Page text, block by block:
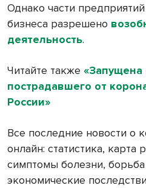
Однако части
бизнеса разрешено
деятельность.
Читайте также «Запущена
пострадавшего от
России»
Все последние новости о
онлайн: статистика, карта
симптомы болезни,
экономические